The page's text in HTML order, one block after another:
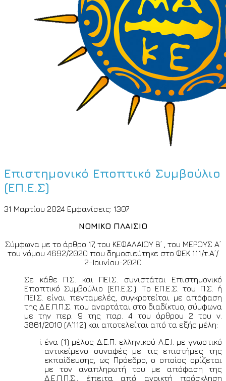
Επιστημονικό Εποπτικό Συμβούλιο
(ΕΠ.Ε.Σ)
31 Μαρτίου 2024 Εμφανίσεις: 1307
ΝΟΜΙΚΟ ΠΛΑΙΣΙΟ
Σύμφωνα με το άρθρο 17, του ΚΕΦΑΛΑΙΟΥ Β’ , του ΜΕΡΟΥΣ Α’
του νόμου 4692/2020 που δημοσιεύτηκε στο ΦΕΚ 111/τ.Α’/
2-Ιουνίου-2020
Σε κάθε Π.Σ. και ΠΕΙ.Σ. συνιστάται Επιστημονικό
Εποπτικό Συμβούλιο (ΕΠ.Ε.Σ.). Το ΕΠ.Ε.Σ. του Π.Σ. ή
ΠΕΙ.Σ. είναι πενταμελές, συγκροτείται με απόφαση
της Δ.Ε.Π.Π.Σ. που αναρτάται στο διαδίκτυο, σύμφωνα
με την περ. 9 της παρ. 4 του άρθρου 2 του ν.
3861/2010 (Α΄112) και αποτελείται από τα εξής μέλη:
ένα (1) μέλος Δ.Ε.Π. ελληνικού Α.Ε.Ι. με γνωστικό
αντικείμενο συναφές με τις επιστήμες της
εκπαίδευσης, ως Πρόεδρο, ο οποίος ορίζεται
με τον αναπληρωτή του με απόφαση της
Δ.Ε.Π.Π.Σ., έπειτα από ανοικτή πρόσκληση